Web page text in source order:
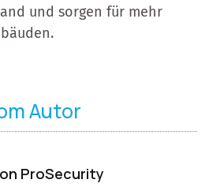
und sorgen für mehr
Autor
ProSecurity